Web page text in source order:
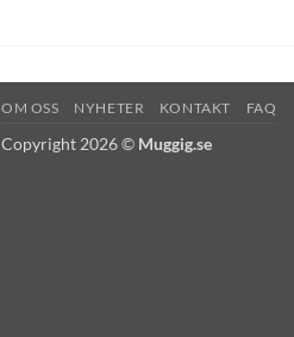
OM OSS NYHETER KONTAKT FAQ
Copyright 2026 © Muggig.se